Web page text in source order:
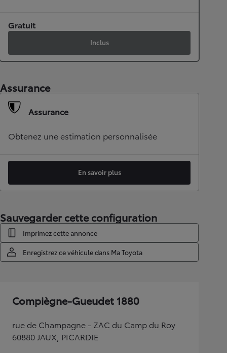
Gratuit
Inclus
Assurance
Assurance
Obtenez une estimation personnalisée
En savoir plus
Sauvegarder cette configuration
Imprimez cette annonce
Enregistrez ce véhicule dans Ma Toyota
Compiègne-Gueudet 1880
rue de Champagne - ZAC du Camp du Roy
60880 JAUX, PICARDIE